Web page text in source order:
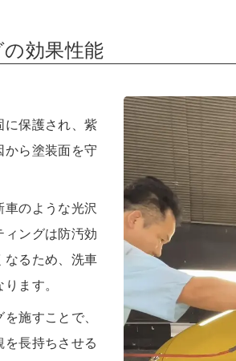
効果性能
に保護され、紫
から塗装面を守
車のような光沢
ィングは防汚効
なるため、洗車
ます。
施すことで、
長持ちさせる